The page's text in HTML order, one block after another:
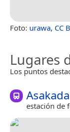
Foto: urawa, CC
Lugares
Los puntos
estación de